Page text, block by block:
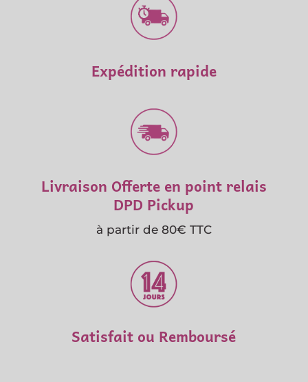
Expédition rapide
Livraison Offerte en point relais
DPD Pickup
à partir de 80€ TTC
Satisfait ou Remboursé